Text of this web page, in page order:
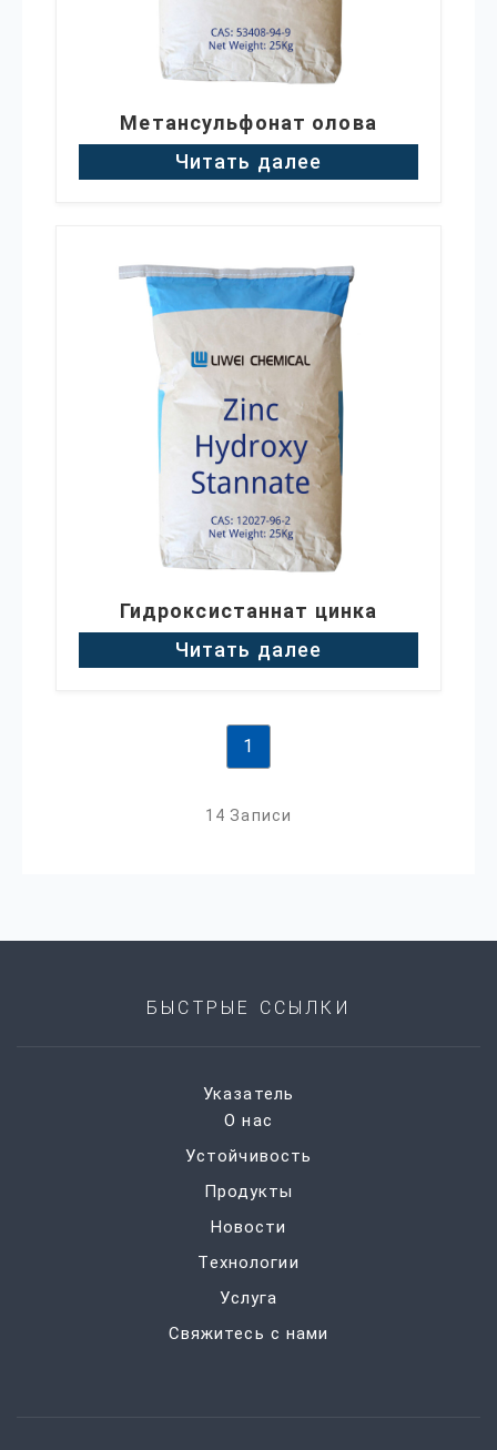
Метансульфонат олова
Читать далее
Гидроксистаннат цинка
Читать далее
1
14 Записи
БЫСТРЫЕ ССЫЛКИ
Указатель
О нас
Устойчивость
Продукты
Новости
Технологии
Услуга
Свяжитесь с нами